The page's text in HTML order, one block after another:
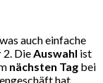
auch einfache
2. DieAuswahl ist
nächsten Tag bei
hat